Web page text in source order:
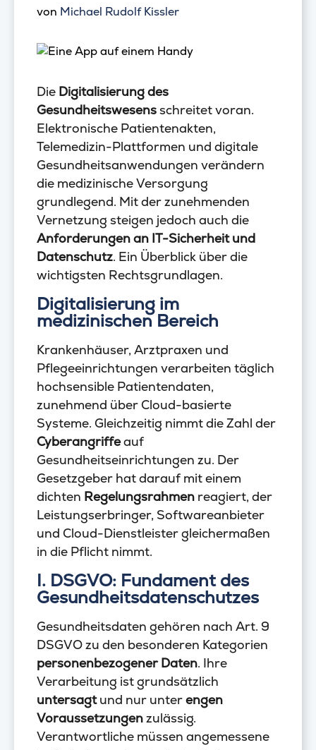
von Michael Rudolf Kissler
Die Digitalisierung des
Gesundheitswesensschreitet voran.
Elektronische Patientenakten,
Telemedizin-Plattformen und digitale
Gesundheitsanwendungen verändern
die medizinische Versorgung
grundlegend. Mit der zunehmenden
Vernetzung steigen jedoch auch die
Anforderungen an IT-Sicherheit und
Datenschutz. Ein Überblick über die
wichtigsten Rechtsgrundlagen.
Digitalisierung im
medizinischen Bereich
Krankenhäuser, Arztpraxen und
Pflegeeinrichtungen verarbeiten täglich
hochsensible Patientendaten,
zunehmend über Cloud-basierte
Systeme. Gleichzeitig nimmt die Zahl der
Cyberangriffeauf
Gesundheitseinrichtungen zu. Der
Gesetzgeber hat darauf mit einem
dichten Regelungsrahmen reagiert, der
Leistungserbringer, Softwareanbieter
und Cloud-Dienstleister gleichermaßen
in die Pflicht nimmt.
I. DSGVO: Fundament des
Gesundheitsdatenschutzes
Gesundheitsdaten gehören nach Art. 9
DSGVO zu den besonderen Kategorien
personenbezogener Daten. Ihre
Verarbeitung ist grundsätzlich
untersagtund nur unterengen
Voraussetzungenzulässig.
Verantwortliche müssen angemessene